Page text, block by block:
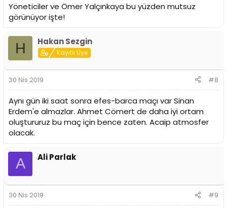
Yöneticiler ve Ömer Yalçınkaya bu yüzden mutsuz
görünüyor işte!
H Hakan Sezgin
Kayıtlı Üye
30 Nis 2019 #8
Aynı gün iki saat sonra efes-barca maçı var Sinan
Erdem'e almazlar. Ahmet Cömert de daha iyi ortam
oluştururuz bu maç için bence zaten. Acaip atmosfer
olacak.
A Ali Parlak
30 Nis 2019 #9